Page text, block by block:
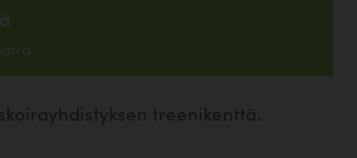
treenikenttä.